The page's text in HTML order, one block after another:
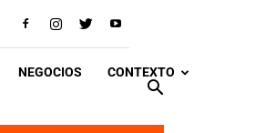
NEGOCIOS CONTEXTO